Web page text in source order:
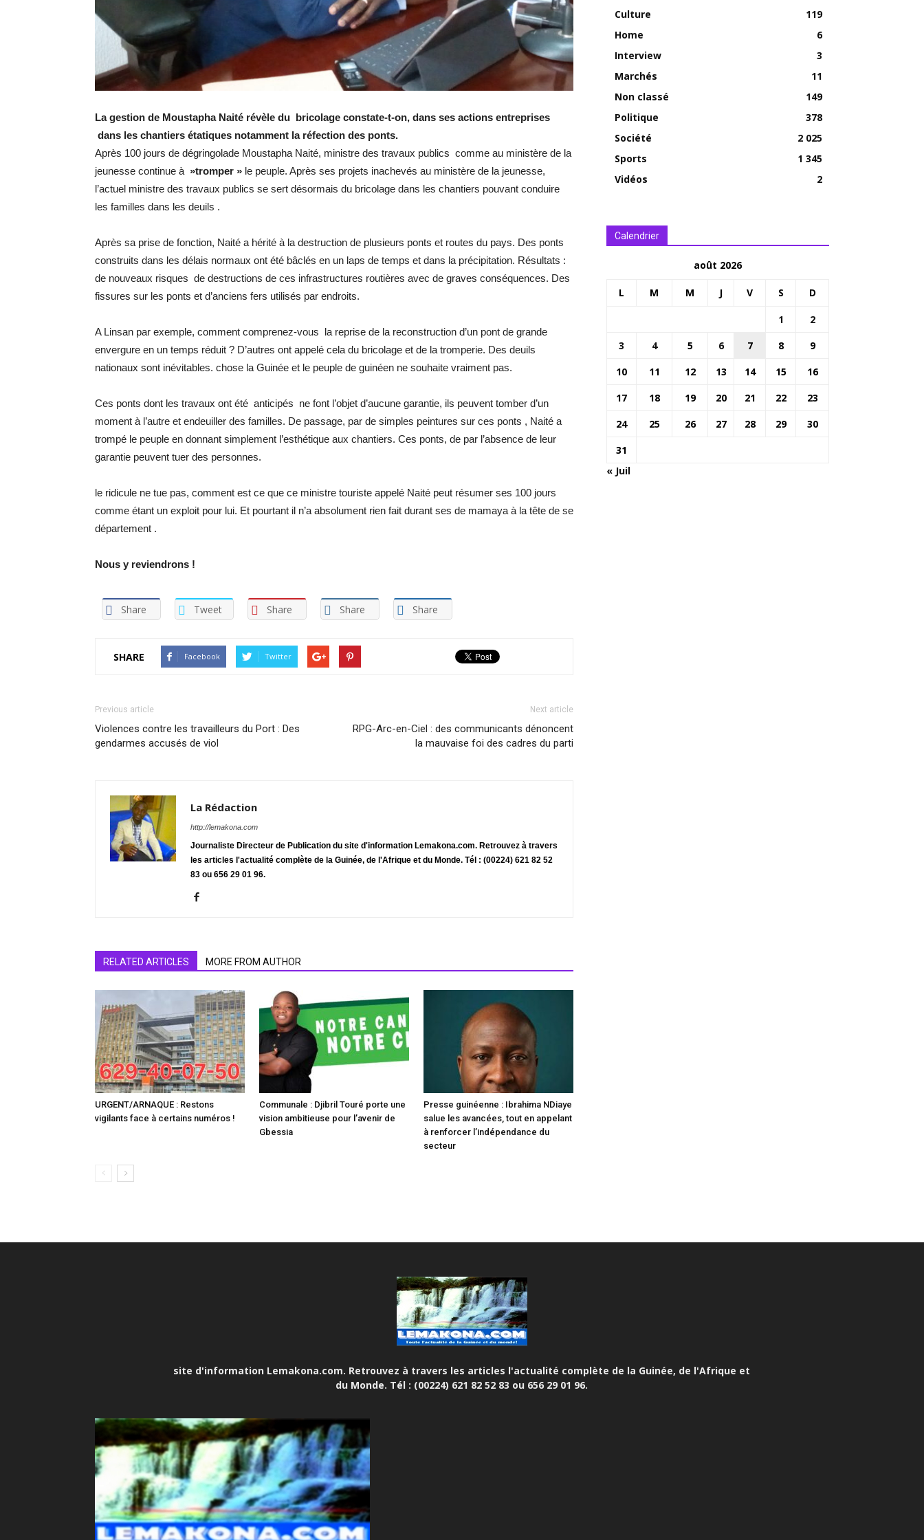
La gestion de Moustapha Naité révèle du bricolage constate-t-on, dans ses actions entreprises
dans les chantiers étatiques notamment la réfection des ponts.
Après 100 jours de dégringolade Moustapha Naité, ministre des travaux publics comme au ministère de la
jeunesse continue à »tromper » le peuple. Après ses projets inachevés au ministère de la jeunesse,
l’actuel ministre des travaux publics se sert désormais du bricolage dans les chantiers pouvant conduire
les familles dans les deuils .
Après sa prise de fonction, Naité a hérité à la destruction de plusieurs ponts et routes du pays. Des ponts
construits dans les délais normaux ont été bâclés en un laps de temps et dans la précipitation. Résultats :
de nouveaux risques de destructions de ces infrastructures routières avec de graves conséquences. Des
fissures sur les ponts et d’anciens fers utilisés par endroits.
A Linsan par exemple, comment comprenez-vous la reprise de la reconstruction d’un pont de grande
envergure en un temps réduit ? D’autres ont appelé cela du bricolage et de la tromperie. Des deuils
nationaux sont inévitables. chose la Guinée et le peuple de guinéen ne souhaite vraiment pas.
Ces ponts dont les travaux ont été anticipés ne font l’objet d’aucune garantie, ils peuvent tomber d’un
moment à l’autre et endeuiller des familles. De passage, par de simples peintures sur ces ponts , Naité a
trompé le peuple en donnant simplement l’esthétique aux chantiers. Ces ponts, de par l’absence de leur
garantie peuvent tuer des personnes.
le ridicule ne tue pas, comment est ce que ce ministre touriste appelé Naité peut résumer ses 100 jours
comme étant un exploit pour lui. Et pourtant il n’a absolument rien fait durant ses de mamaya à la tête de se
département .
Nous y reviendrons !
Share Tweet Share Share Share
SHARE Facebook Twitter
Previous article
Violences contre les travailleurs du Port : Des
gendarmes accusés de viol
Next article
RPG-Arc-en-Ciel : des communicants dénoncent
la mauvaise foi des cadres du parti
La Rédaction
http://lemakona.com
Journaliste Directeur de Publication du site d'information Lemakona.com. Retrouvez à travers
les articles l'actualité complète de la Guinée, de l'Afrique et du Monde. Tél : (00224) 621 82 52
83 ou 656 29 01 96.
RELATED ARTICLES MORE FROM AUTHOR
URGENT/ARNAQUE : Restons
vigilants face à certains numéros !
Communale : Djibril Touré porte une
vision ambitieuse pour l’avenir de
Gbessia
Presse guinéenne : Ibrahima NDiaye
salue les avancées, tout en appelant
à renforcer l’indépendance du
secteur
Culture
119
Home
6
Interview
3
Marchés
11
Non classé
149
Politique
378
Société
2 025
Sports
1 345
Vidéos
2
Calendrier
août 2026
L M M J V S D
1
2
3
4 5 6 7 8
9
10
11 12 13 14 15
16
17
18 19 20 21 22
23
24
25 26 27 28 29
30
31
« Juil
site d'information Lemakona.com. Retrouvez à travers les articles l'actualité complète de la Guinée, de l'Afrique et
du Monde. Tél : (00224) 621 82 52 83 ou 656 29 01 96.